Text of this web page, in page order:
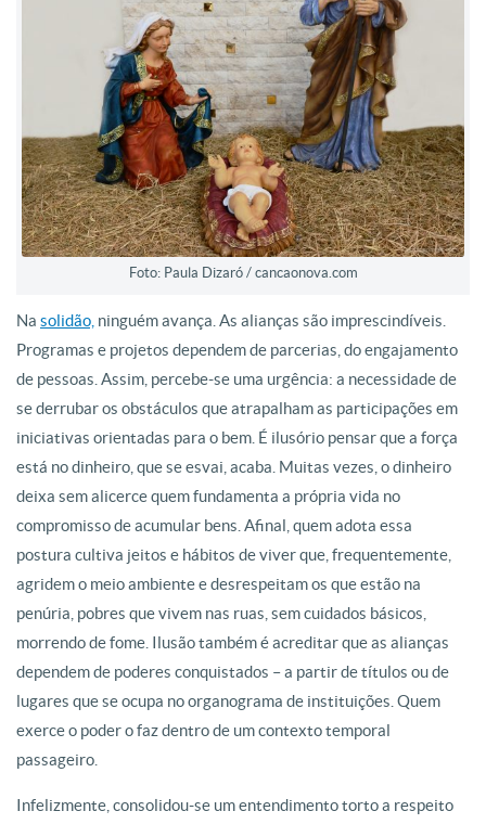
Foto: Paula Dizaró / cancaonova.com
Na solidão, ninguém avança. As alianças são imprescindíveis.
Programas e projetos dependem de parcerias, do engajamento
de pessoas. Assim, percebe-se uma urgência: a necessidade de
se derrubar os obstáculos que atrapalham as participações em
iniciativas orientadas para o bem. É ilusório pensar que a força
está no dinheiro, que se esvai, acaba. Muitas vezes, o dinheiro
deixa sem alicerce quem fundamenta a própria vida no
compromisso de acumular bens. Afinal, quem adota essa
postura cultiva jeitos e hábitos de viver que, frequentemente,
agridem o meio ambiente e desrespeitam os que estão na
penúria, pobres que vivem nas ruas, sem cuidados básicos,
morrendo de fome. Ilusão também é acreditar que as alianças
dependem de poderes conquistados – a partir de títulos ou de
lugares que se ocupa no organograma de instituições. Quem
exerce o poder o faz dentro de um contexto temporal
passageiro.
Infelizmente, consolidou-se um entendimento torto a respeito